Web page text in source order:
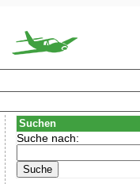
Suchen
Suche nach: